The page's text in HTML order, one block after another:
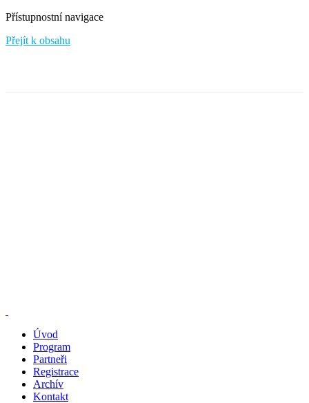
Přístupnostní navigace
Přejít k obsahu
Úvod
Program
Partneři
Registrace
Archív
Kontakt